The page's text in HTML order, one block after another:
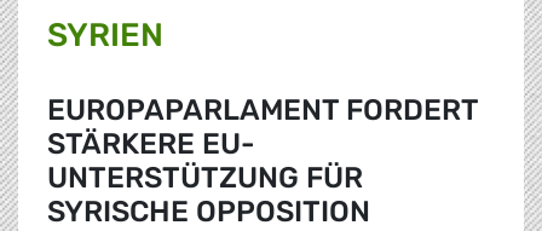
SYRIEN
EUROPAPARLAMENT FORDERT
STÄRKERE EU-
UNTERSTÜTZUNG FÜR
SYRISCHE OPPOSITION